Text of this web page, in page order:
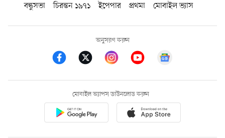
বন্ধুসভা
চিরন্তন ১৯৭১ ইপেপার প্রথমা মোবাইল ভ্যাস
অনুসরণ করুন
মোবাইল অ্যাপস ডাউনলোড করুন